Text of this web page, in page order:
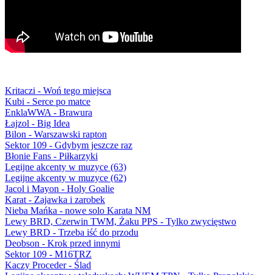
Kritaczi - Woń tego miejsca
Kubi - Serce po matce
EnklaWWA - Brawura
Łajzol - Big Idea
Bilon - Warszawski rapton
Sektor 109 - Gdybym jeszcze raz
Błonie Fans - Piłkarzyki
Legijne akcenty w muzyce (63)
Legijne akcenty w muzyce (62)
Jacol i Mayon - Holy Goalie
Karat - Zajawka i zarobek
Nieba Mańka - nowe solo Karata NM
Lewy BRD, Czerwin TWM, Żaku PPS - Tylko zwycięstwo
Lewy BRD - Trzeba iść do przodu
Deobson - Krok przed innymi
Sektor 109 - M16TRZ
Kaczy Proceder - Ślad